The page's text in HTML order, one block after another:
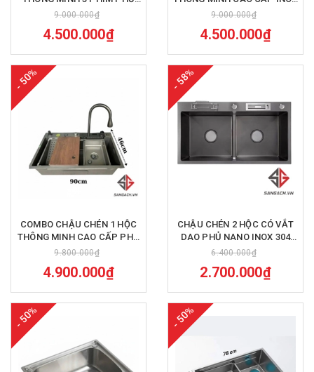
NANO INOX 304 75X46 SAGA
9.000.000₫
4.500.000₫
304 90X46 SAGA CR44
9.000.000₫
4.500.000₫
- 50%
COMBO CHẬU CHÉN 1 HỘC
THÔNG MINH CAO CẤP PHỦ
NANO INOX 304 90X46 SAGA
9.800.000₫
4.900.000₫
- 58%
CHẬU CHÉN 2 HỘC CÓ VẮT
DAO PHỦ NANO INOX 304
82X45 SAGA CR42
6.400.000₫
2.700.000₫
- 50% - 50%